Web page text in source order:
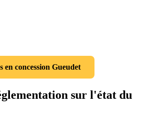
en concession Gueudet
sur l'état du